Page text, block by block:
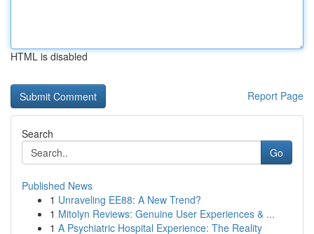
HTML is disabled
Report Page
Search
Go
Published News
1 Unraveling EE88: A New Trend?
1 Mitolyn Reviews: Genuine User Experiences & ...
1 A Psychiatric Hospital Experience: The Reality